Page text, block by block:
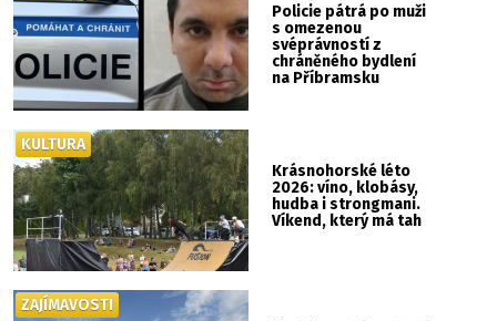
Policie pátrá po muži
s omezenou
svéprávností z
chráněného bydlení
na Příbramsku
Krásnohorské léto
2026: víno, klobásy,
hudba i strongmani.
Víkend, který má tah
KULTURA
ZAJÍMAVOSTI